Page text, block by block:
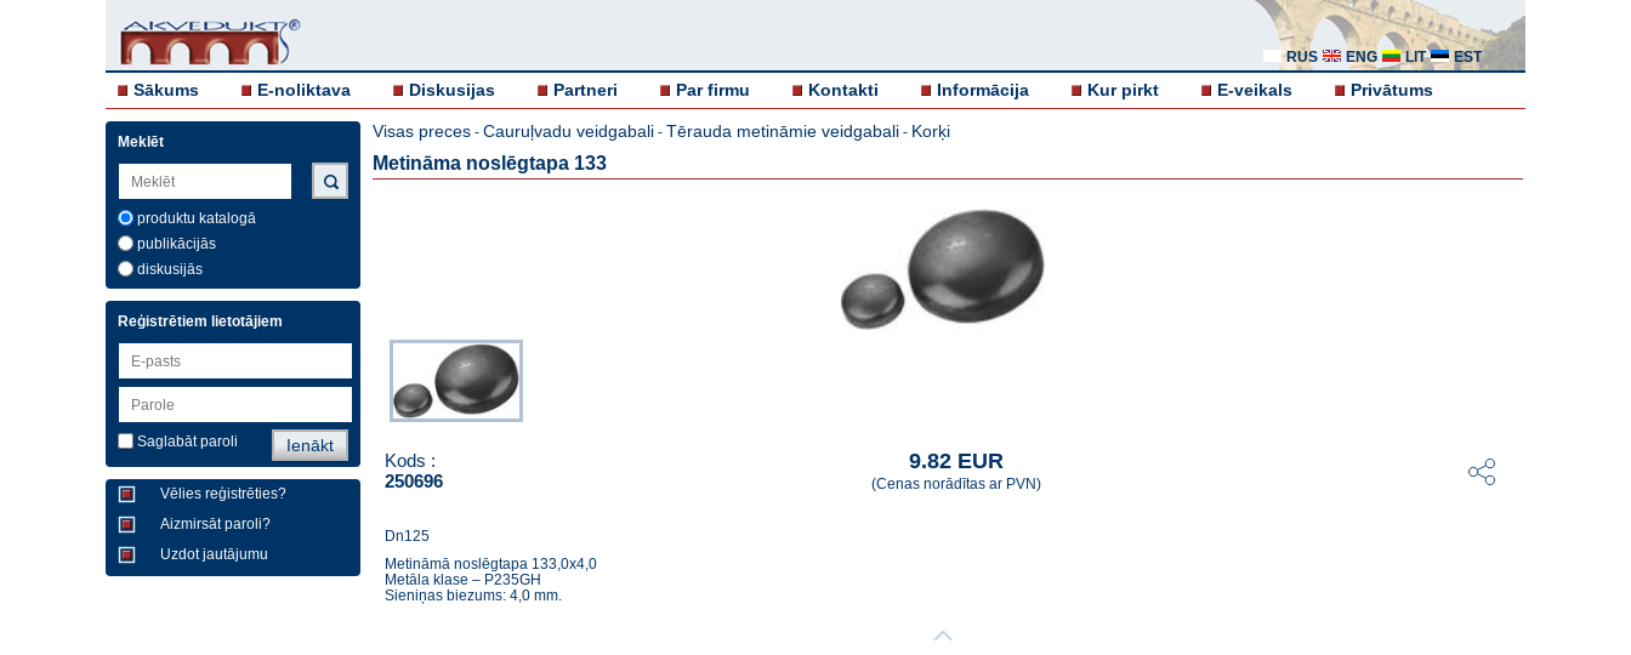
RUS ENG LIT EST
Sākums E-noliktava Diskusijas Partneri Par firmu Kontakti Informācija Kur pirkt E-veikals Privātums
Meklēt
produktu katalogā
publikācijās
diskusijās
Reģistrētiem lietotājiem
Saglabāt paroli
Vēlies reģistrēties?
Aizmirsāt paroli?
Uzdot jautājumu
Visas preces - Cauruļvadu veidgabali - Tērauda metināmie veidgabali - Korķi
Metināma noslēgtapa 133
Kods :
250696
9.82 EUR
(Cenas norādītas ar PVN)
Dn125
Metināmā noslēgtapa 133,0x4,0
Metāla klase – P235GH
Sieniņas biezums: 4,0 mm.